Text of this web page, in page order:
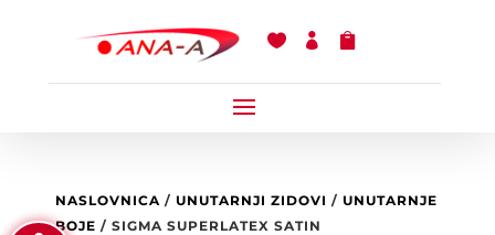
  
NASLOVNICA/ UNUTARNJI ZIDOVI / UNUTARNJE
BOJE / SIGMA SUPERLATEX SATIN